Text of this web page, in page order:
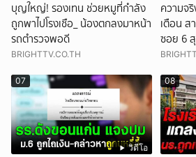
บุญใหญ่! รองเทน ช่วยหมูที่กำลัง
ถูกพาไปโรงเชือ_ น้องตกลงมาหน้า
รถตำรวจพอดี
BRIGHTTV.CO.TH
ความจริ
เตือน ส
ซอย 6
วิดีโอ
07 08